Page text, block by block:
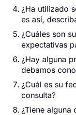
¿Ha utilizado
es así,
¿Cuáles son
expectativas
¿Hay alguna
debamos
¿Cuál es su
consulta?
¿Tiene alguna